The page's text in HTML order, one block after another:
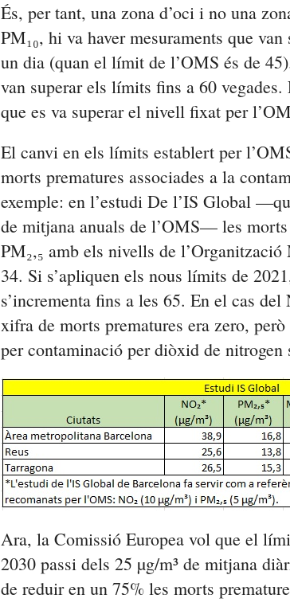
És, per tant, una zona d’oci i no una
PM₁₀, hi va haver mesuraments que
un dia (quan el límit de l’OMS és de
van superar els límits fins a 60
que es va superar el nivell fixat per
El canvi en els límits establert per
morts prematures associades a la
exemple: en l’estudi De l’IS Global
de mitjana anuals de l’OMS— les
PM₂,₅ amb els nivells de
34. Si s’apliquen els nous límits de
s’incrementa fins a les 65. En el cas
xifra de morts prematures era zero,
per contaminació per diòxid de nitrogen
Ara, la Comissió Europea vol que el
2030 passi dels 25 µg/m³ de mitjana
de reduir en un 75% les morts